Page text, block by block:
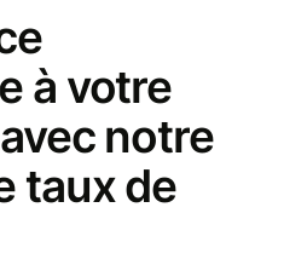
à votre
notre
taux de